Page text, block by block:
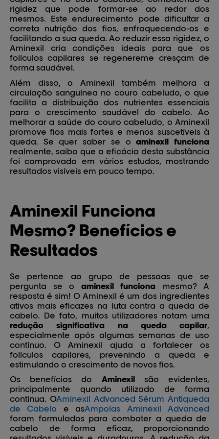
rigidez que pode formar-se ao redor dos
mesmos. Este endurecimento pode dificultar a
correta nutrição dos fios, enfraquecendo-os e
facilitando a sua queda. Ao reduzir essa rigidez, o
Aminexil cria condições ideais para que os
folículos capilares se regenereme cresçam de
forma saudável.
Além disso, o Aminexil também melhora a
circulação sanguínea no couro cabeludo, o que
facilita a distribuição dos nutrientes essenciais
para o crescimento saudável do cabelo. Ao
melhorar a saúde do couro cabeludo, o Aminexil
promove fios mais fortes e menos suscetíveis à
queda. Se quer saber se oaminexil funciona
realmente, saiba que a eficácia desta substância
foi comprovada em vários estudos, mostrando
resultados visíveis em pouco tempo.
Aminexil Funciona
Mesmo? Benefícios e
Resultados
Se pertence ao grupo de pessoas que se
pergunta se o aminexil funciona mesmo? A
resposta é sim! O Aminexil é um dos ingredientes
ativos mais eficazes na luta contra a queda de
cabelo. De fato, muitos utilizadores notam uma
redução significativa na queda capilar,
especialmente após algumas semanas de uso
contínuo. O Aminexil ajuda a fortalecer os
folículos capilares, prevenindo a queda e
estimulando o crescimento de novos fios.
Os benefícios do Aminexilsão evidentes,
principalmente quando utilizado de forma
contínua. OAminexil Advanced Sérum Antiqueda
de Cabelo e asAmpolas Aminexil Advanced
foram formulados para combater a queda de
cabelo de forma eficaz, proporcionando